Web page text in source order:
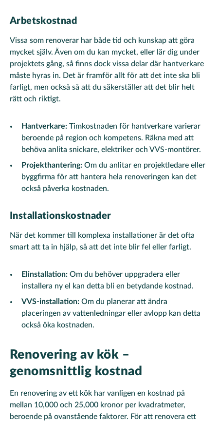
Arbetskostnad
Vissa som renoverar har både tid och kunskap att göra
mycket själv. Även om du kan mycket, eller lär dig under
projektets gång, så finns dock vissa delar där hantverkare
måste hyras in. Det är framför allt för att det inte ska bli
farligt, men också så att du säkerställer att det blir helt
rätt och riktigt.
Hantverkare: Timkostnaden för hantverkare varierar
beroende på region och kompetens. Räkna med att
behöva anlita snickare, elektriker och VVS-montörer.
Projekthantering: Om du anlitar en projektledare eller
byggfirma för att hantera hela renoveringen kan det
också påverka kostnaden.
Installationskostnader
När det kommer till komplexa installationer är det ofta
smart att ta in hjälp, så att det inte blir fel eller farligt.
Elinstallation: Om du behöver uppgradera eller
installera ny el kan detta bli en betydande kostnad.
VVS-installation: Om du planerar att ändra
placeringen av vattenledningar eller avlopp kan detta
också öka kostnaden.
Renovering av kök –
genomsnittlig kostnad
En renovering av ett kök har vanligen en kostnad på
mellan 10,000 och 25,000 kronor per kvadratmeter,
beroende på ovanstående faktorer. För att renovera ett